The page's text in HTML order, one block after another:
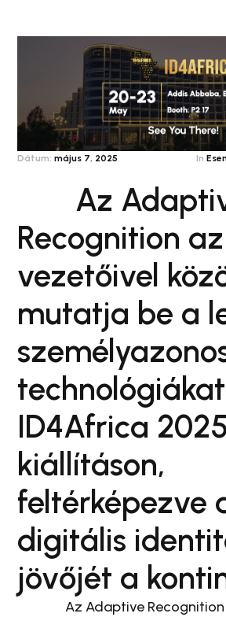
Dátum: május 7, 2025 In
Az
Recognition
vezetőivel
mutatja be a
ID4Africa 2025
kiállításon,
feltérképezve
digitális
jövőjét a
Az Adaptive